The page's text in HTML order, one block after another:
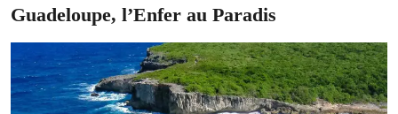
Guadeloupe, l’Enfer au Paradis